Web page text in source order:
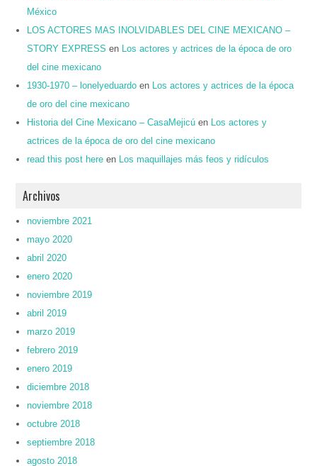
México
LOS ACTORES MAS INOLVIDABLES DEL CINE MEXICANO –
STORY EXPRESS en
Los actores y actrices de la época de oro
del cine mexicano
1930-1970 – lonelyeduardo en
Los actores y actrices de la época
de oro del cine mexicano
Historia del Cine Mexicano – CasaMejicú en
Los actores y
actrices de la época de oro del cine mexicano
read this post here en Los maquillajes más feos y ridículos
Archivos
noviembre 2021
mayo 2020
abril 2020
enero 2020
noviembre 2019
abril 2019
marzo 2019
febrero 2019
enero 2019
diciembre 2018
noviembre 2018
octubre 2018
septiembre 2018
agosto 2018